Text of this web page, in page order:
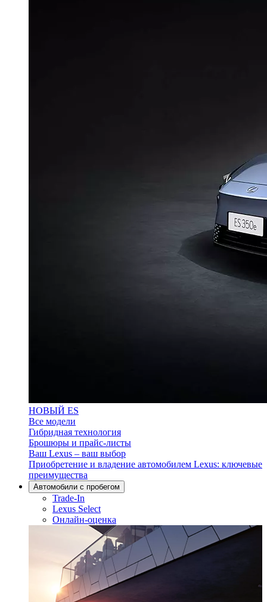
НОВЫЙ ES
Все модели
Гибридная технология
Брошюры и прайс-листы
Ваш Lexus – ваш выбор
Приобретение и владение автомобилем Lexus: ключевые
преимущества
Aвтомобили с пробегом
Trade-In
Lexus Select
Онлайн-оценка